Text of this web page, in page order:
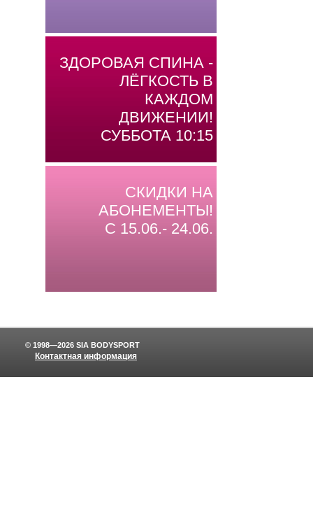
ЗДОРОВАЯ СПИНА -
ЛЁГКОСТЬ В
КАЖДОМ
ДВИЖЕНИИ!
СУББОТА 10:15
СКИДКИ НА
АБОНЕМЕНТЫ!
С 15.06.- 24.06.
Контактная информация
© 1998—2026 SIA BODYSPORT